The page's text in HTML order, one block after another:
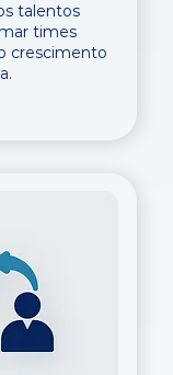
talentos
times
crescimento